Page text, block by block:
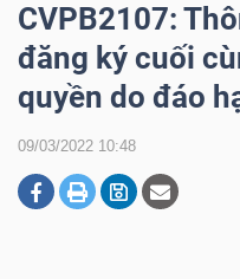
CVPB2107:
đăng ký cuối
quyền do đáo
09/03/2022 10:48
CHỨNG
KHOÁN
DOANH